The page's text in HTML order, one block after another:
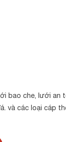
bao che, lưới an
và các loại cáp